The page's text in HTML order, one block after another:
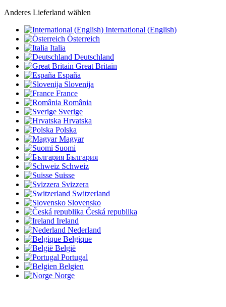
Anderes Lieferland wählen
International (English)
Österreich
Italia
Deutschland
Great Britain
España
Slovenija
France
România
Sverige
Hrvatska
Polska
Magyar
Suomi
България
Schweiz
Suisse
Svizzera
Switzerland
Slovensko
Česká republika
Ireland
Nederland
Belgique
België
Portugal
Belgien
Norge